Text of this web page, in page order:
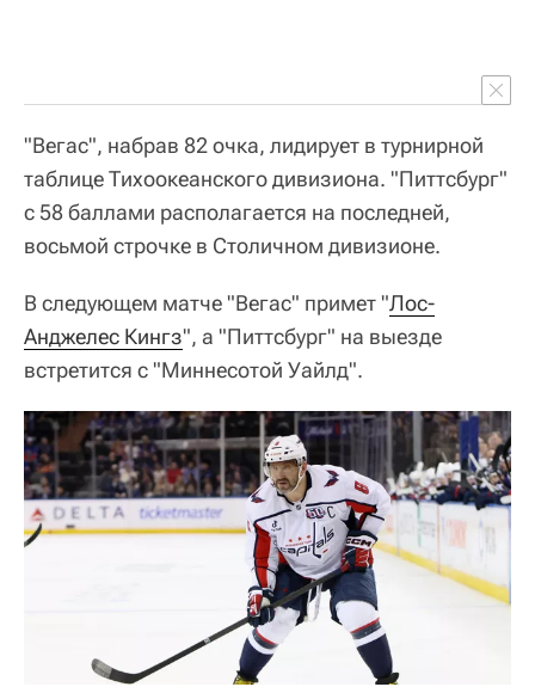
"Вегас", набрав 82 очка, лидирует в турнирной
таблице Тихоокеанского дивизиона. "Питтсбург"
с 58 баллами располагается на последней,
восьмой строчке в Столичном дивизионе.
В следующем матче "Вегас" примет "Лос-
Анджелес Кингз", а "Питтсбург" на выезде
встретится с "Миннесотой Уайлд".